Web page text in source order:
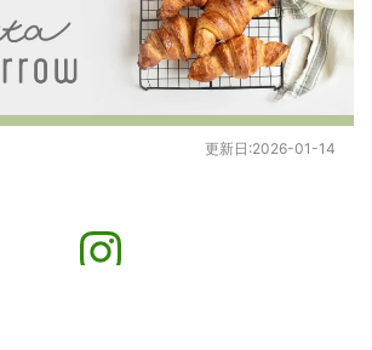
更新日:2026-01-14